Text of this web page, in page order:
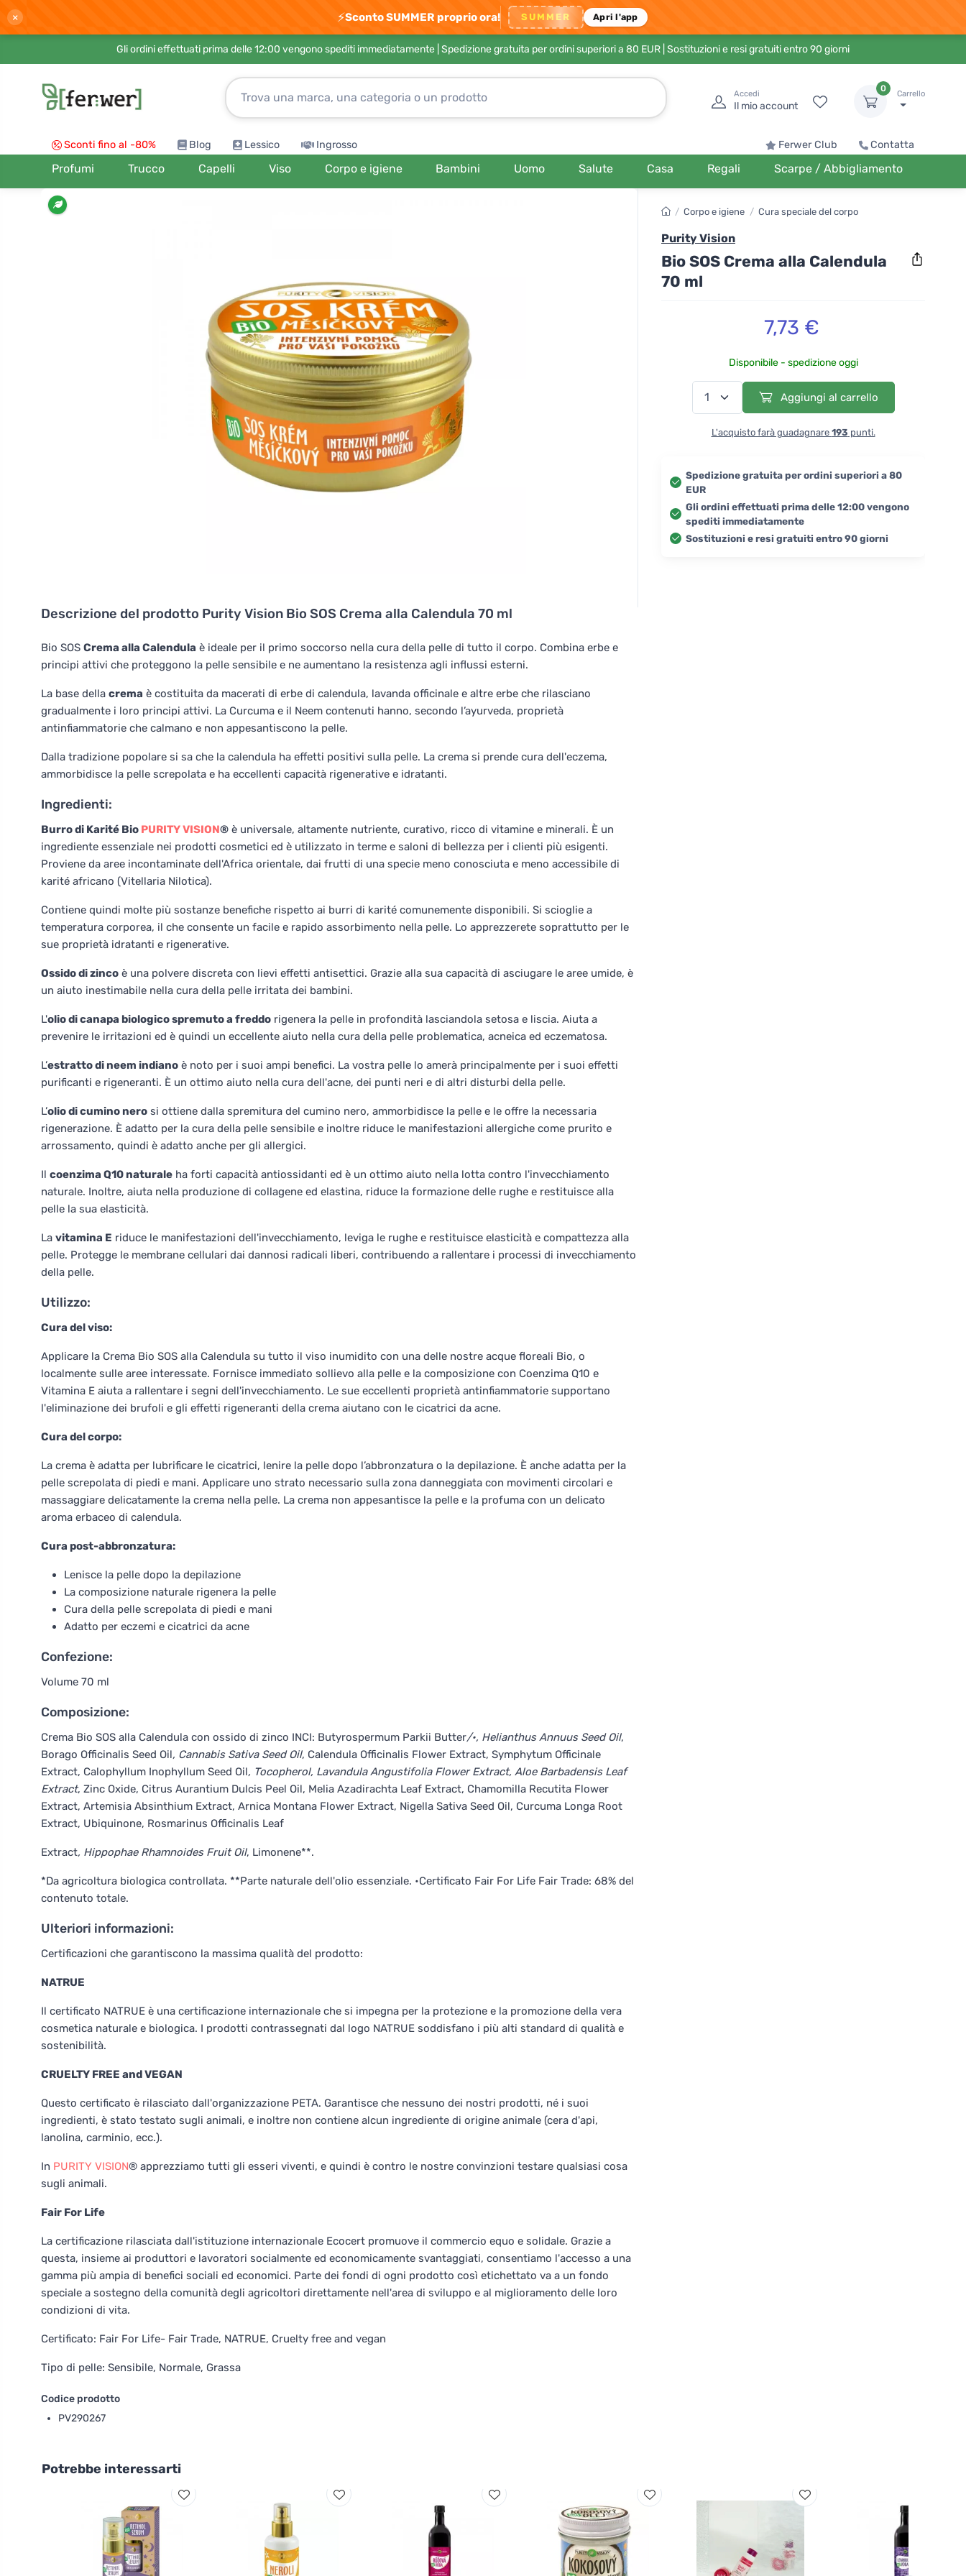
× ⚡Sconto SUMMER proprio ora! SUMMER Apri l'app
Gli ordini effettuati prima delle 12:00 vengono spediti immediatamente | Spedizione gratuita per ordini superiori a 80 EUR | Sostituzioni e resi gratuiti entro 90 giorni
Accedi
Il mio account
0
Carrello
Sconti fino al -80% Blog Lessico Ingrosso Ferwer Club Contatta
Profumi Trucco Capelli Viso Corpo e igiene Bambini Uomo Salute Casa Regali Scarpe / Abbigliamento
Descrizione del prodotto Purity Vision Bio SOS Crema alla Calendula 70 ml
Bio SOS Crema alla Calendula è ideale per il primo soccorso nella cura della pelle di tutto il corpo. Combina erbe e
principi attivi che proteggono la pelle sensibile e ne aumentano la resistenza agli influssi esterni.
La base della crema è costituita da macerati di erbe di calendula, lavanda officinale e altre erbe che rilasciano
gradualmente i loro principi attivi. La Curcuma e il Neem contenuti hanno, secondo l’ayurveda, proprietà
antinfiammatorie che calmano e non appesantiscono la pelle.
Dalla tradizione popolare si sa che la calendula ha effetti positivi sulla pelle. La crema si prende cura dell'eczema,
ammorbidisce la pelle screpolata e ha eccellenti capacità rigenerative e idratanti.
Ingredienti:
Burro di Karité Bio PURITY VISION® è universale, altamente nutriente, curativo, ricco di vitamine e minerali. È un
ingrediente essenziale nei prodotti cosmetici ed è utilizzato in terme e saloni di bellezza per i clienti più esigenti.
Proviene da aree incontaminate dell'Africa orientale, dai frutti di una specie meno conosciuta e meno accessibile di
karité africano (Vitellaria Nilotica).
Contiene quindi molte più sostanze benefiche rispetto ai burri di karité comunemente disponibili. Si scioglie a
temperatura corporea, il che consente un facile e rapido assorbimento nella pelle. Lo apprezzerete soprattutto per le
sue proprietà idratanti e rigenerative.
Ossido di zinco è una polvere discreta con lievi effetti antisettici. Grazie alla sua capacità di asciugare le aree umide, è
un aiuto inestimabile nella cura della pelle irritata dei bambini.
L'olio di canapa biologico spremuto a freddo rigenera la pelle in profondità lasciandola setosa e liscia. Aiuta a
prevenire le irritazioni ed è quindi un eccellente aiuto nella cura della pelle problematica, acneica ed eczematosa.
L’estratto di neem indiano è noto per i suoi ampi benefici. La vostra pelle lo amerà principalmente per i suoi effetti
purificanti e rigeneranti. È un ottimo aiuto nella cura dell'acne, dei punti neri e di altri disturbi della pelle.
L’olio di cumino nero si ottiene dalla spremitura del cumino nero, ammorbidisce la pelle e le offre la necessaria
rigenerazione. È adatto per la cura della pelle sensibile e inoltre riduce le manifestazioni allergiche come prurito e
arrossamento, quindi è adatto anche per gli allergici.
Il coenzima Q10 naturale ha forti capacità antiossidanti ed è un ottimo aiuto nella lotta contro l'invecchiamento
naturale. Inoltre, aiuta nella produzione di collagene ed elastina, riduce la formazione delle rughe e restituisce alla
pelle la sua elasticità.
La vitamina E riduce le manifestazioni dell'invecchiamento, leviga le rughe e restituisce elasticità e compattezza alla
pelle. Protegge le membrane cellulari dai dannosi radicali liberi, contribuendo a rallentare i processi di invecchiamento
della pelle.
Utilizzo:
Cura del viso:
Applicare la Crema Bio SOS alla Calendula su tutto il viso inumidito con una delle nostre acque floreali Bio, o
localmente sulle aree interessate. Fornisce immediato sollievo alla pelle e la composizione con Coenzima Q10 e
Vitamina E aiuta a rallentare i segni dell'invecchiamento. Le sue eccellenti proprietà antinfiammatorie supportano
l'eliminazione dei brufoli e gli effetti rigeneranti della crema aiutano con le cicatrici da acne.
Cura del corpo:
La crema è adatta per lubrificare le cicatrici, lenire la pelle dopo l’abbronzatura o la depilazione. È anche adatta per la
pelle screpolata di piedi e mani. Applicare uno strato necessario sulla zona danneggiata con movimenti circolari e
massaggiare delicatamente la crema nella pelle. La crema non appesantisce la pelle e la profuma con un delicato
aroma erbaceo di calendula.
Cura post-abbronzatura:
Lenisce la pelle dopo la depilazione
La composizione naturale rigenera la pelle
Cura della pelle screpolata di piedi e mani
Adatto per eczemi e cicatrici da acne
Confezione:
Volume 70 ml
Composizione:
Crema Bio SOS alla Calendula con ossido di zinco INCI: Butyrospermum Parkii Butter/•, Helianthus Annuus Seed Oil,
Borago Officinalis Seed Oil, Cannabis Sativa Seed Oil, Calendula Officinalis Flower Extract, Symphytum Officinale
Extract, Calophyllum Inophyllum Seed Oil, Tocopherol, Lavandula Angustifolia Flower Extract, Aloe Barbadensis Leaf
Extract, Zinc Oxide, Citrus Aurantium Dulcis Peel Oil, Melia Azadirachta Leaf Extract, Chamomilla Recutita Flower
Extract, Artemisia Absinthium Extract, Arnica Montana Flower Extract, Nigella Sativa Seed Oil, Curcuma Longa Root
Extract, Ubiquinone, Rosmarinus Officinalis Leaf
Extract, Hippophae Rhamnoides Fruit Oil, Limonene**.
*Da agricoltura biologica controllata. **Parte naturale dell'olio essenziale. •Certificato Fair For Life Fair Trade: 68% del
contenuto totale.
Ulteriori informazioni:
Certificazioni che garantiscono la massima qualità del prodotto:
NATRUE
Il certificato NATRUE è una certificazione internazionale che si impegna per la protezione e la promozione della vera
cosmetica naturale e biologica. I prodotti contrassegnati dal logo NATRUE soddisfano i più alti standard di qualità e
sostenibilità.
CRUELTY FREE and VEGAN
Questo certificato è rilasciato dall'organizzazione PETA. Garantisce che nessuno dei nostri prodotti, né i suoi
ingredienti, è stato testato sugli animali, e inoltre non contiene alcun ingrediente di origine animale (cera d'api,
lanolina, carminio, ecc.).
In PURITY VISION® apprezziamo tutti gli esseri viventi, e quindi è contro le nostre convinzioni testare qualsiasi cosa
sugli animali.
Fair For Life
La certificazione rilasciata dall'istituzione internazionale Ecocert promuove il commercio equo e solidale. Grazie a
questa, insieme ai produttori e lavoratori socialmente ed economicamente svantaggiati, consentiamo l'accesso a una
gamma più ampia di benefici sociali ed economici. Parte dei fondi di ogni prodotto così etichettato va a un fondo
speciale a sostegno della comunità degli agricoltori direttamente nell'area di sviluppo e al miglioramento delle loro
condizioni di vita.
Certificato: Fair For Life- Fair Trade, NATRUE, Cruelty free and vegan
Tipo di pelle: Sensibile, Normale, Grassa
Codice prodotto
PV290267
/ Corpo e igiene / Cura speciale del corpo
Purity Vision
Bio SOS Crema alla Calendula
70 ml
7,73 €
Disponibile - spedizione oggi
Aggiungi al carrello
L'acquisto farà guadagnare 193 punti.
Spedizione gratuita per ordini superiori a 80
EUR
Gli ordini effettuati prima delle 12:00 vengono
spediti immediatamente
Sostituzioni e resi gratuiti entro 90 giorni
Potrebbe interessarti